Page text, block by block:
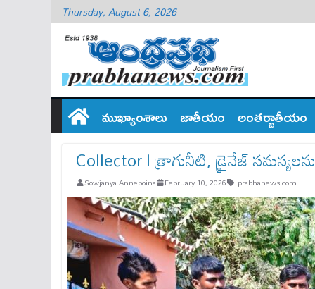
Thursday, August 6, 2026
ముఖ్యాంశాలు జాతీయం అంతర్జాతీయం
Collector l త్రాగునీటి, డ్రైనేజ్
Sowjanya Anneboina February 10, 2026 prabhanews.com